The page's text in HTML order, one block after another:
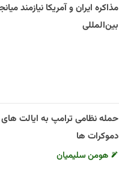
مذاکره ایران و آمریکا نیازمند
بین‌المللی
حمله نظامی ترامپ به ایالت های
دموکرات ها
هومن سلیمیان